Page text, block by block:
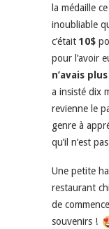
la médaille
inoubliable
c’était 10$
pour l’avoir
n’avais
a insisté dix
revienne le
genre à
qu’il n’est
Une petite
restaurant
de
souvenirs !